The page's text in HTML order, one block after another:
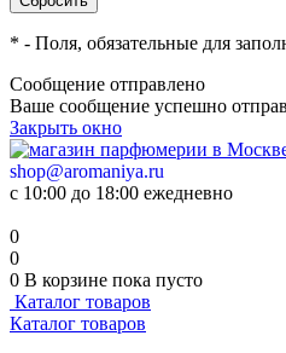
* - Поля, обязательные для
Сообщение отправлено
Ваше сообщение успешно
Закрыть окно
shop@aromaniya.ru
с 10:00 до 18:00 ежедневно
0
0
0 В корзине пока пусто
Каталог товаров
Каталог товаров